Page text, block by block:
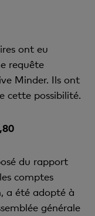
ont eu
requête
Minder. Ils ont
cette possibilité.
du rapport
comptes
a été adopté à
générale